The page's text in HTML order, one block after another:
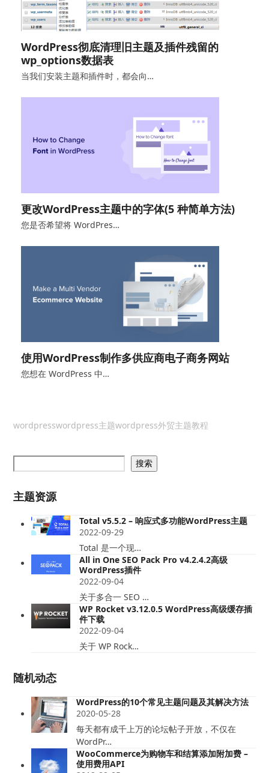
WordPress彻底清理旧主题及插件残留的
wp_options数据表
当我们安装主题和插件时，都会向…
更改WordPress主题中的字体(5 种简单方法)
您是否希望将 WordPres…
使用WordPress制作多供应商电子商务网站
您想在 WordPress 中…
wordpresswordpress主题wordpress外贸主题教程
搜索
主题资源
Total v5.5.2 – 响应式多功能WordPress主题
2022-09-29
Total 是一个现…
All in One SEO Pack Pro v4.2.4.2高级
WordPress插件
2022-09-04
关于多合一 SEO …
WP Rocket v3.12.0.5 WordPress高级缓存插
件下载
2022-09-04
关于 WP Rock…
随机动态
WordPress的10个常见主题问题及其解决方法
2020-05-28
每天都有成千上万的论坛帖子开放，不仅在
WordPr…
WooCommerce为购物车和结算添加附加费 –
使用费用API